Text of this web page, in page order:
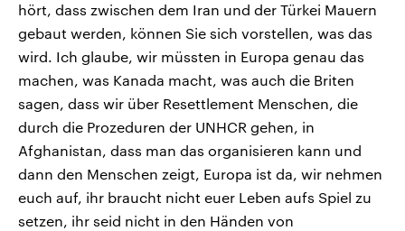
hört, dass zwischen dem Iran und der Türkei Mauern
gebaut werden, können Sie sich vorstellen, was das
wird. Ich glaube, wir müssten in Europa genau das
machen, was Kanada macht, was auch die Briten
sagen, dass wir über Resettlement Menschen, die
durch die Prozeduren der UNHCR gehen, in
Afghanistan, dass man das organisieren kann und
dann den Menschen zeigt, Europa ist da, wir nehmen
euch auf, ihr braucht nicht euer Leben aufs Spiel zu
setzen, ihr seid nicht in den Händen von